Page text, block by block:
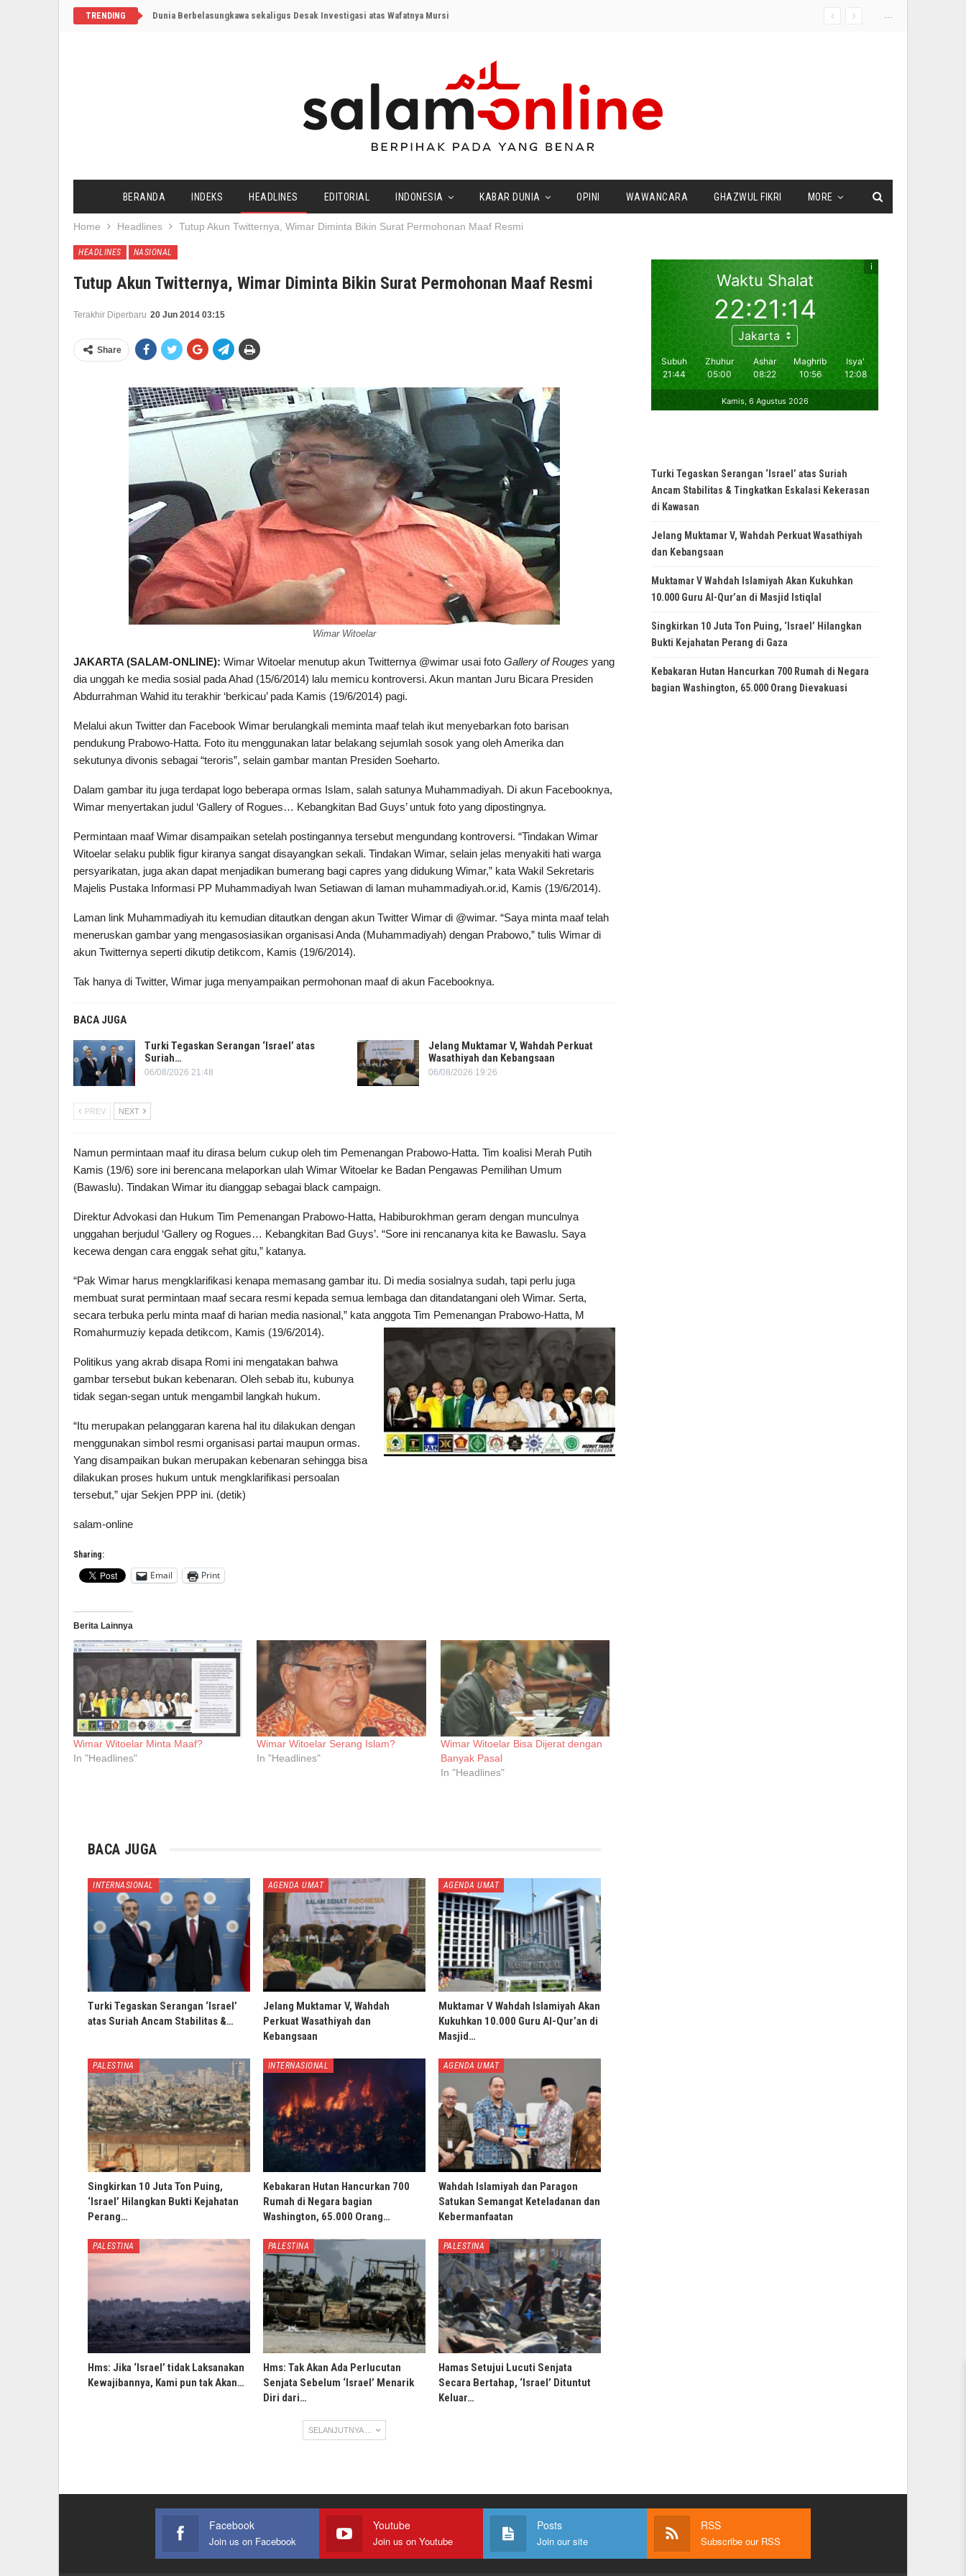
...
TRENDING Dunia Berbelasungkawa sekaligus Desak Investigasi atas Wafatnya Mursi
BERANDA INDEKS HEADLINES EDITORIAL INDONESIA KABAR DUNIA OPINI WAWANCARA GHAZWUL FIKRI MORE
Home Headlines Tutup Akun Twitternya, Wimar Diminta Bikin Surat Permohonan Maaf Resmi
HEADLINES NASIONAL
Tutup Akun Twitternya, Wimar Diminta Bikin Surat Permohonan Maaf Resmi
Terakhir Diperbaru 20 Jun 2014 03:15
Share
Wimar Witoelar
JAKARTA (SALAM-ONLINE): Wimar Witoelar menutup akun Twitternya @wimar usai foto Gallery of Rouges yang
dia unggah ke media sosial pada Ahad (15/6/2014) lalu memicu kontroversi. Akun mantan Juru Bicara Presiden
Abdurrahman Wahid itu terakhir ‘berkicau’ pada Kamis (19/6/2014) pagi.
Melalui akun Twitter dan Facebook Wimar berulangkali meminta maaf telah ikut menyebarkan foto barisan
pendukung Prabowo-Hatta. Foto itu menggunakan latar belakang sejumlah sosok yang oleh Amerika dan
sekutunya divonis sebagai “teroris”, selain gambar mantan Presiden Soeharto.
Dalam gambar itu juga terdapat logo beberapa ormas Islam, salah satunya Muhammadiyah. Di akun Facebooknya,
Wimar menyertakan judul ‘Gallery of Rogues… Kebangkitan Bad Guys’ untuk foto yang dipostingnya.
Permintaan maaf Wimar disampaikan setelah postingannya tersebut mengundang kontroversi. “Tindakan Wimar
Witoelar selaku publik figur kiranya sangat disayangkan sekali. Tindakan Wimar, selain jelas menyakiti hati warga
persyarikatan, juga akan dapat menjadikan bumerang bagi capres yang didukung Wimar,” kata Wakil Sekretaris
Majelis Pustaka Informasi PP Muhammadiyah Iwan Setiawan di laman muhammadiyah.or.id, Kamis (19/6/2014).
Laman link Muhammadiyah itu kemudian ditautkan dengan akun Twitter Wimar di @wimar. “Saya minta maaf telah
meneruskan gambar yang mengasosiasikan organisasi Anda (Muhammadiyah) dengan Prabowo,” tulis Wimar di
akun Twitternya seperti dikutip detikcom, Kamis (19/6/2014).
Tak hanya di Twitter, Wimar juga menyampaikan permohonan maaf di akun Facebooknya.
BACA JUGA
Turki Tegaskan Serangan ‘Israel’ atas
Suriah…
06/08/2026 21:48
Jelang Muktamar V, Wahdah Perkuat
Wasathiyah dan Kebangsaan
06/08/2026 19:26
PREV NEXT
Namun permintaan maaf itu dirasa belum cukup oleh tim Pemenangan Prabowo-Hatta. Tim koalisi Merah Putih
Kamis (19/6) sore ini berencana melaporkan ulah Wimar Witoelar ke Badan Pengawas Pemilihan Umum
(Bawaslu). Tindakan Wimar itu dianggap sebagai black campaign.
Direktur Advokasi dan Hukum Tim Pemenangan Prabowo-Hatta, Habiburokhman geram dengan munculnya
unggahan berjudul ‘Gallery og Rogues… Kebangkitan Bad Guys’. “Sore ini rencananya kita ke Bawaslu. Saya
kecewa dengan cara enggak sehat gitu,” katanya.
“Pak Wimar harus mengklarifikasi kenapa memasang gambar itu. Di media sosialnya sudah, tapi perlu juga
membuat surat permintaan maaf secara resmi kepada semua lembaga dan ditandatangani oleh Wimar. Serta,
secara terbuka perlu minta maaf di harian media nasional,” kata anggota Tim Pemenangan Prabowo-Hatta, M
Romahurmuziy kepada detikcom, Kamis (19/6/2014).
Politikus yang akrab disapa Romi ini mengatakan bahwa
gambar tersebut bukan kebenaran. Oleh sebab itu, kubunya
tidak segan-segan untuk mengambil langkah hukum.
“Itu merupakan pelanggaran karena hal itu dilakukan dengan
menggunakan simbol resmi organisasi partai maupun ormas.
Yang disampaikan bukan merupakan kebenaran sehingga bisa
dilakukan proses hukum untuk mengklarifikasi persoalan
tersebut,” ujar Sekjen PPP ini. (detik)
salam-online
Sharing:
Email Print
Berita Lainnya
Wimar Witoelar Minta Maaf?
In "Headlines"
Wimar Witoelar Serang Islam?
In "Headlines"
Wimar Witoelar Bisa Dijerat dengan
Banyak Pasal
In "Headlines"
BACA JUGA
INTERNASIONAL
Turki Tegaskan Serangan ‘Israel’
atas Suriah Ancam Stabilitas &…
AGENDA UMAT
Jelang Muktamar V, Wahdah
Perkuat Wasathiyah dan
Kebangsaan
AGENDA UMAT
Muktamar V Wahdah Islamiyah Akan
Kukuhkan 10.000 Guru Al-Qur’an di
Masjid…
PALESTINA
Singkirkan 10 Juta Ton Puing,
‘Israel’ Hilangkan Bukti Kejahatan
Perang…
INTERNASIONAL
Kebakaran Hutan Hancurkan 700
Rumah di Negara bagian
Washington, 65.000 Orang…
AGENDA UMAT
Wahdah Islamiyah dan Paragon
Satukan Semangat Keteladanan dan
Kebermanfaatan
PALESTINA
Hms: Jika ‘Israel’ tidak Laksanakan
Kewajibannya, Kami pun tak Akan…
PALESTINA
Hms: Tak Akan Ada Perlucutan
Senjata Sebelum ‘Israel’ Menarik
Diri dari…
PALESTINA
Hamas Setujui Lucuti Senjata
Secara Bertahap, ‘Israel’ Dituntut
Keluar…
SELANJUTNYA ...
Turki Tegaskan Serangan ‘Israel’ atas Suriah
Ancam Stabilitas & Tingkatkan Eskalasi Kekerasan
di Kawasan
Jelang Muktamar V, Wahdah Perkuat Wasathiyah
dan Kebangsaan
Muktamar V Wahdah Islamiyah Akan Kukuhkan
10.000 Guru Al-Qur’an di Masjid Istiqlal
Singkirkan 10 Juta Ton Puing, ‘Israel’ Hilangkan
Bukti Kejahatan Perang di Gaza
Kebakaran Hutan Hancurkan 700 Rumah di Negara
bagian Washington, 65.000 Orang Dievakuasi
Facebook
Join us on Facebook
Youtube
Join us on Youtube
Posts
Join our site
RSS
Subscribe our RSS